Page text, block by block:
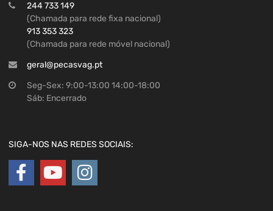
244 733 149
(Chamada para rede fixa nacional)
913 353 323
(Chamada para rede móvel nacional)
geral@pecasvag.pt
Seg-Sex: 9:00-13:00 14:00-18:00
Sáb: Encerrado
SIGA-NOS NAS REDES SOCIAIS: